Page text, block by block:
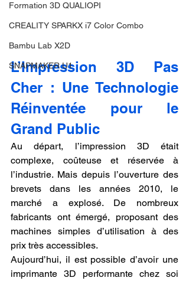
Formation 3D QUALIOPI
CREALITY SPARKX i7 Color Combo
Bambu Lab X2D
SNAPMAKER U1
L’Impression 3D Pas
Cher : Une Technologie
Réinventée pour le
Grand Public
Au départ, l’impression 3D était
complexe, coûteuse et réservée à
l’industrie. Mais depuis l’ouverture des
brevets dans les années 2010, le
marché a explosé. De nombreux
fabricants ont émergé, proposant des
machines simples d’utilisation à des
prix très accessibles.
Aujourd’hui, il est possible d’avoir une
imprimante 3D performante chez soi